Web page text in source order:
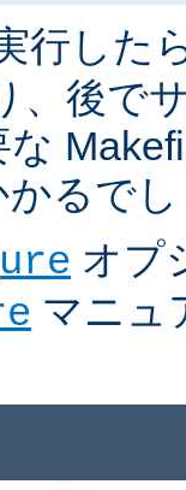
行した
、後で
るで
オプ
マニュ